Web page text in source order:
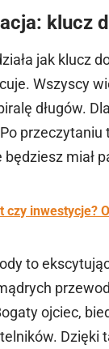
klucz
jak klucz
Wszyscy
długów.
miał
czy inwestycje?
to
ojciec,
Dzięki